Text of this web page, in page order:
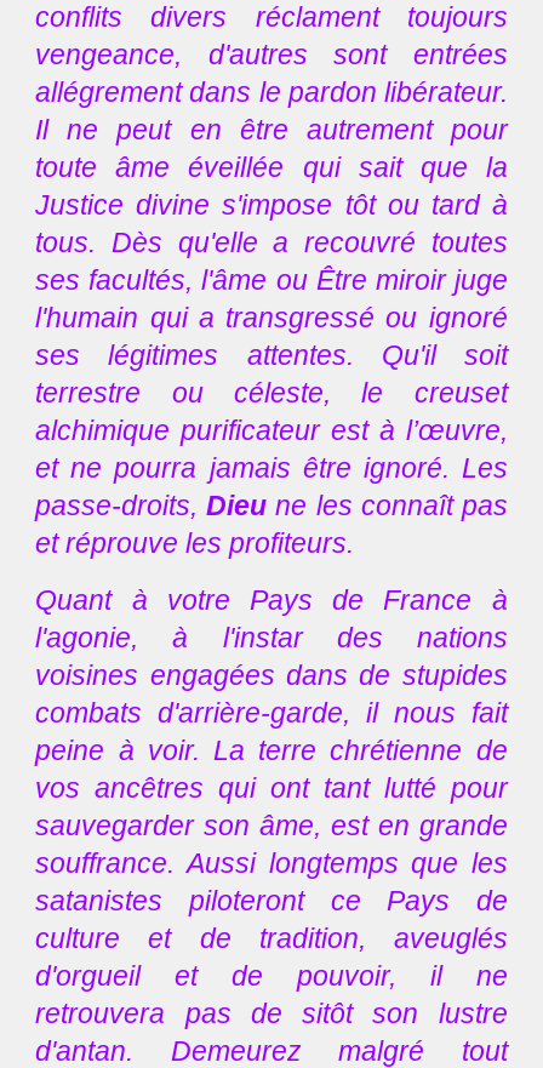
conflits divers réclament toujours
vengeance, d'autres sont entrées
allégrement dans le pardon libérateur.
Il ne peut en être autrement pour
toute âme éveillée qui sait que la
Justice divine s'impose tôt ou tard à
tous. Dès qu'elle a recouvré toutes
ses facultés, l'âme ou Être miroir juge
l'humain qui a transgressé ou ignoré
ses légitimes attentes. Qu'il soit
terrestre ou céleste, le creuset
alchimique purificateur est à l’œuvre,
et ne pourra jamais être ignoré. Les
passe-droits,Dieu ne les connaît pas
et réprouve les profiteurs.
Quant à votre Pays de France à
l'agonie, à l'instar des nations
voisines engagées dans de stupides
combats d'arrière-garde, il nous fait
peine à voir. La terre chrétienne de
vos ancêtres qui ont tant lutté pour
sauvegarder son âme, est en grande
souffrance. Aussi longtemps que les
satanistes piloteront ce Pays de
culture et de tradition, aveuglés
d'orgueil et de pouvoir, il ne
retrouvera pas de sitôt son lustre
d'antan. Demeurez malgré tout